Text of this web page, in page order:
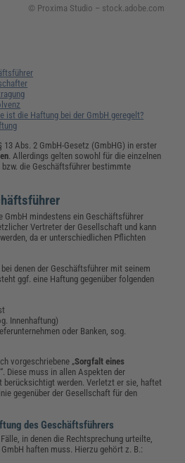
© Proxima Studio – stock.adobe.com
ist die Haftung bei der GmbH geregelt?
Abs. 2 GmbH-Gesetz (GmbHG) in erster
. Allerdings gelten sowohl für die einzelnen
die Geschäftsführer bestimmte
GmbH mindestens ein Geschäftsführer
Vertreter der Gesellschaft und kann
da er unterschiedlichen Pflichten
denen der Geschäftsführer mit seinem
ggf. eine Haftung gegenüber folgenden
Innenhaftung)
oder Banken, sog.
vorgeschriebene „Sorgfalt eines
“. Diese muss in allen Aspekten der
werden. Verletzt er sie, haftet
gegenüber der Gesellschaft für den
des Geschäftsführers
in denen die Rechtsprechung urteilte,
haften muss. Hierzu gehört z. B.: